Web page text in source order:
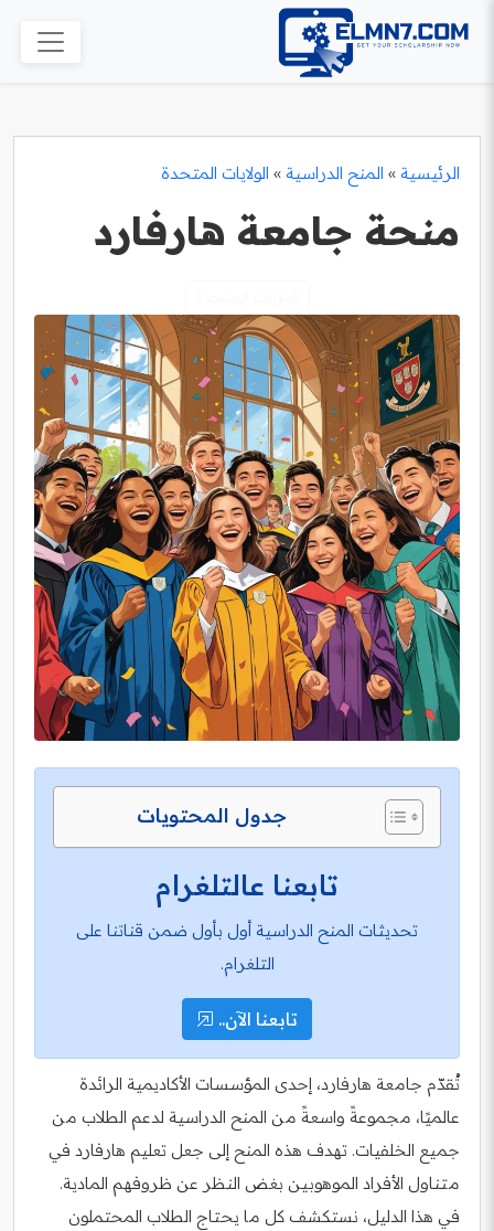
الرئيسية » المنح الدراسية » الولايات المتحدة
منحة جامعة هارفارد
جدول المحتويات
تابعنا عالتلغرام
تحديثات المنح الدراسية أول بأول ضمن قناتنا على
التلغرام.
تابعنا الآن..
تُقدّم جامعة هارفارد، إحدى المؤسسات الأكاديمية الرائدة
عالميًا، مجموعةً واسعةً من المنح الدراسية لدعم الطلاب من
جميع الخلفيات. تهدف هذه المنح إلى جعل تعليم هارفارد في
متناول الأفراد الموهوبين بغض النظر عن ظروفهم المادية.
في هذا الدليل، نستكشف كل ما يحتاج الطلاب المحتملون